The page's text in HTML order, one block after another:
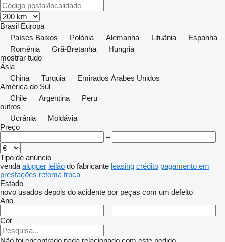
Brasil Europa
Países Baixos
Polónia Alemanha Lituânia
Espanha
Roménia
Grã-Bretanha
Hungria
mostrar tudo
Ásia
China
Turquia
Emirados Árabes Unidos
América do Sul
Chile
Argentina
Peru
outros
Ucrânia
Moldávia
Preço
–
Tipo de anúncio
venda aluguer leilão do fabricante leasing crédito pagamento em
prestações retoma troca
Estado
novo usados depois do acidente por peças com um defeito
Ano
–
Cor